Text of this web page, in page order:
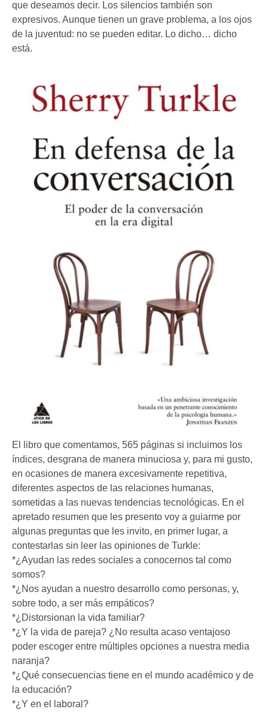
que deseamos decir. Los silencios también son
expresivos. Aunque tienen un grave problema, a los ojos
de la juventud: no se pueden editar. Lo dicho… dicho
está.
El libro que comentamos, 565 páginas si incluimos los
índices, desgrana de manera minuciosa y, para mi gusto,
en ocasiones de manera excesivamente repetitiva,
diferentes aspectos de las relaciones humanas,
sometidas a las nuevas tendencias tecnológicas. En el
apretado resumen que les presento voy a guiarme por
algunas preguntas que les invito, en primer lugar, a
contestarlas sin leer las opiniones de Turkle:
*¿Ayudan las redes sociales a conocernos tal como
somos?
*¿Nos ayudan a nuestro desarrollo como personas, y,
sobre todo, a ser más empáticos?
*¿Distorsionan la vida familiar?
*¿Y la vida de pareja? ¿No resulta acaso ventajoso
poder escoger entre múltiples opciones a nuestra media
naranja?
*¿Qué consecuencias tiene en el mundo académico y de
la educación?
*¿Y en el laboral?